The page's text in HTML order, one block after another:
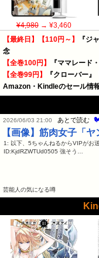
¥4,980→ ¥3,460
【最終日】【110円～】
『ジ
念
【全巻100円】
『ママレード
【全巻99円】
『クローバー
Amazon・Kindleのセール情
2026/06/03 21:00 あとで読む
【画像】筋肉女子「
1: 以下、5ちゃんねるからVIPが
ID:KjdRZWTUd0505 強そう…
芸能人の気になる噂